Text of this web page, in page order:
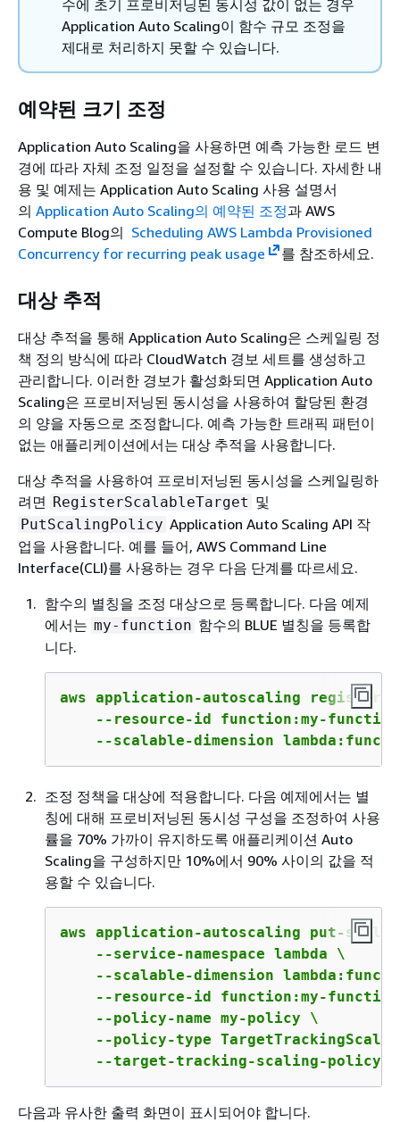
수에 초기 프로비저닝된 동시성 값이 없는 경우
Application Auto Scaling이 함수 규모 조정을
제대로 처리하지 못할 수 있습니다.
예약된 크기 조정
Application Auto Scaling을 사용하면 예측 가능한 로드 변
경에 따라 자체 조정 일정을 설정할 수 있습니다. 자세한 내
용 및 예제는 Application Auto Scaling 사용 설명서
의 Application Auto Scaling의 예약된 조정과 AWS
Compute Blog의 Scheduling AWS Lambda Provisioned
Concurrency for recurring peak usage
를 참조하세요.
대상 추적
대상 추적을 통해 Application Auto Scaling은 스케일링 정
책 정의 방식에 따라 CloudWatch 경보 세트를 생성하고
관리합니다. 이러한 경보가 활성화되면 Application Auto
Scaling은 프로비저닝된 동시성을 사용하여 할당된 환경
의 양을 자동으로 조정합니다. 예측 가능한 트래픽 패턴이
없는 애플리케이션에서는 대상 추적을 사용합니다.
대상 추적을 사용하여 프로비저닝된 동시성을 스케일링하
려면 RegisterScalableTarget 및
PutScalingPolicy Application Auto Scaling API 작
업을 사용합니다. 예를 들어, AWS Command Line
Interface(CLI)를 사용하는 경우 다음 단계를 따르세요.
함수의 별칭을 조정 대상으로 등록합니다. 다음 예제
에서는 my-function 함수의 BLUE 별칭을 등록합
니다.
aws application-autoscaling register-
--resource-id function:my-
--scalable-dimension
조정 정책을 대상에 적용합니다. 다음 예제에서는 별
칭에 대해 프로비저닝된 동시성 구성을 조정하여 사용
률을 70% 가까이 유지하도록 애플리케이션 Auto
Scaling을 구성하지만 10%에서 90% 사이의 값을 적
용할 수 있습니다.
aws application-autoscaling put-
    --service-namespace lambda \
--scalable-dimension
--resource-id function:my-
    --policy-name my-policy \
--policy-type
--target-tracking-scaling-policy-
다음과 유사한 출력 화면이 표시되어야 합니다.